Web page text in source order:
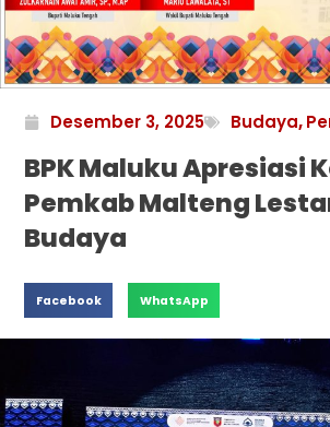
Desember 3, 2025 Budaya,
BPK Maluku Apresiasi
Pemkab Malteng
Budaya
Facebook WhatsApp